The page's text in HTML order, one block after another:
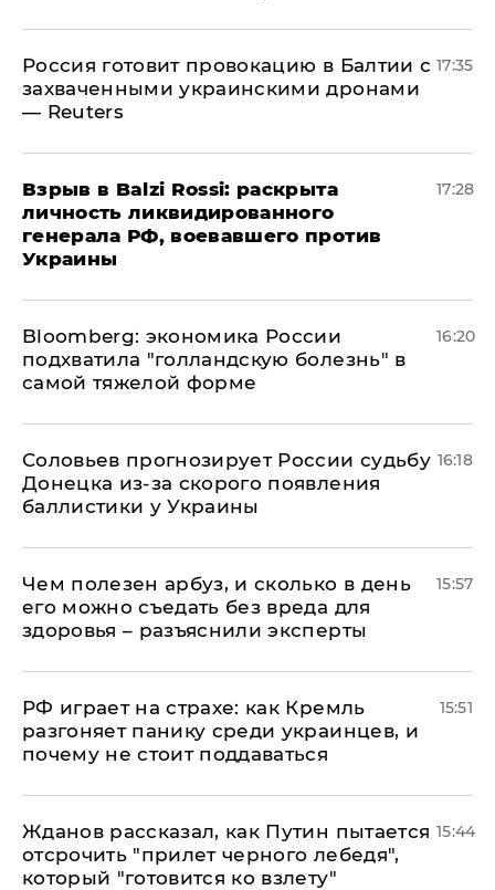
​Россия готовит провокацию в Балтии с
захваченными украинскими дронами
— Reuters
17:35
​Взрыв в Balzi Rossi: раскрыта
личность ликвидированного
генерала РФ, воевавшего против
Украины
17:28
Bloomberg: экономика России
подхватила "голландскую болезнь" в
самой тяжелой форме
16:20
Соловьев прогнозирует России судьбу
Донецка из-за скорого появления
баллистики у Украины
16:18
Чем полезен арбуз, и сколько в день
его можно съедать без вреда для
здоровья – разъяснили эксперты
15:57
РФ играет на страхе: как Кремль
разгоняет панику среди украинцев, и
почему не стоит поддаваться
15:51
Жданов рассказал, как Путин пытается
отсрочить "прилет черного лебедя",
который "готовится ко взлету"
15:44